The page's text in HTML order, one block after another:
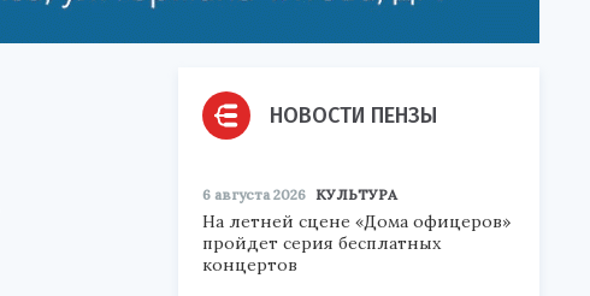
НОВОСТИ ПЕНЗЫ
6 августа 2026 КУЛЬТУРА
На летней сцене «Дома офицеров»
пройдет серия бесплатных
концертов